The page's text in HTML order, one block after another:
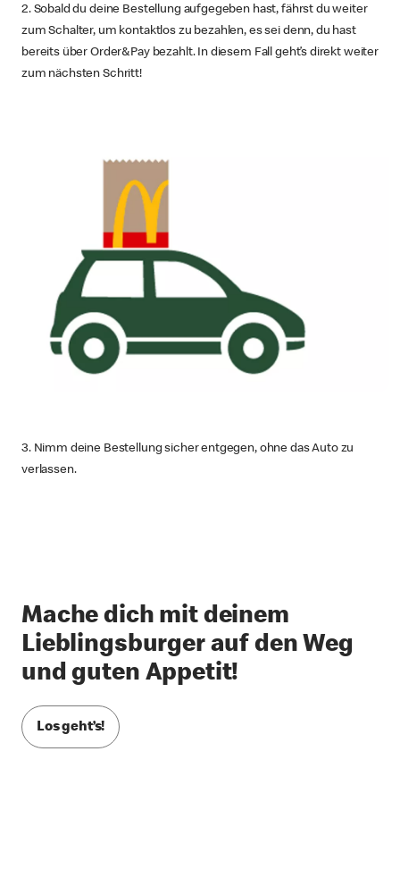
2. Sobald du deine Bestellung aufgegeben hast, fährst du weiter
zum Schalter, um kontaktlos zu bezahlen, es sei denn, du hast
bereits über Order&Pay bezahlt. In diesem Fall geht’s direkt weiter
zum nächsten Schritt!
3. Nimm deine Bestellung sicher entgegen, ohne das Auto zu
verlassen.
Mache dich mit deinem
Lieblingsburger auf den Weg
und guten Appetit!
Los geht’s!